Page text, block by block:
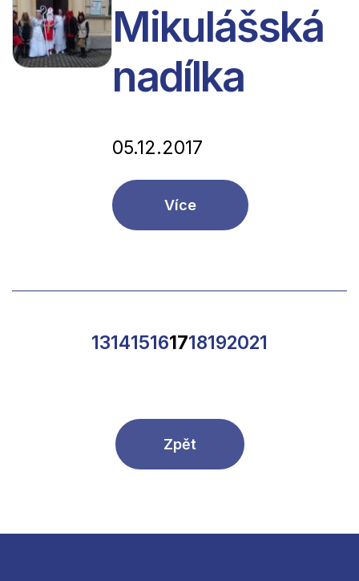
Mikulášská
nadílka
05.12.2017
Více
131415161718192021
Zpět